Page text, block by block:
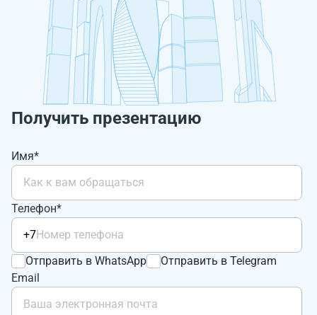
Получить презентацию
Имя*
Телефон*
+7
Отправить в WhatsApp
Отправить в Telegram
Email